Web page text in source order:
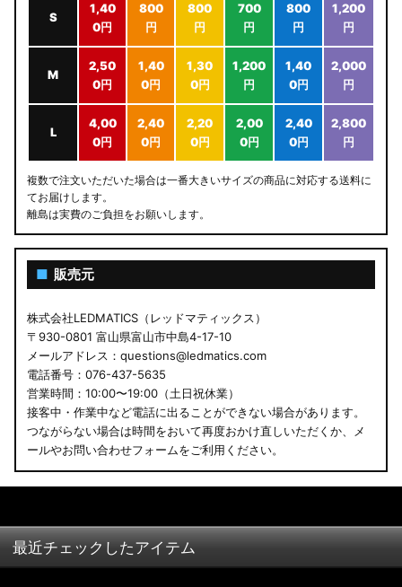
S
1,40
0円
800
円
800
円
700
円
800
円
1,200
円
M
2,50
0円
1,40
0円
1,30
0円
1,200
円
1,40
0円
2,000
円
L
4,00
0円
2,40
0円
2,20
0円
2,00
0円
2,40
0円
2,800
円
複数で注文いただいた場合は一番大きいサイズの商品に対応する送料に
てお届けします。
離島は実費のご負担をお願いします。
■ 販売元
株式会社LEDMATICS（レッドマティックス）
〒930-0801 富山県富山市中島4-17-10
メールアドレス：questions@ledmatics.com
電話番号：076-437-5635
営業時間：10:00〜19:00（土日祝休業）
接客中・作業中など電話に出ることができない場合があります。
つながらない場合は時間をおいて再度おかけ直しいただくか、メ
ールやお問い合わせフォームをご利用ください。
最近チェックしたアイテム